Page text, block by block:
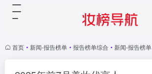
首页 • 新闻-报告榜单 • 报告榜单综合 • 新闻-报告榜单